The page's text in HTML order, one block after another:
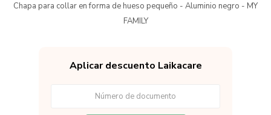
Chapa para collar en forma de hueso pequeño - Aluminio negro - MY
FAMILY
Aplicar descuento Laikacare